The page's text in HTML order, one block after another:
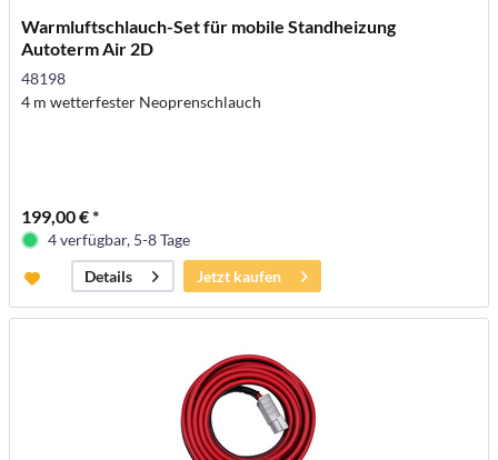
Warmluftschlauch-Set für mobile Standheizung
Autoterm Air 2D
48198
4 m wetterfester Neoprenschlauch
199,00 € *
4 verfügbar, 5-8 Tage
Details
Jetzt kaufen